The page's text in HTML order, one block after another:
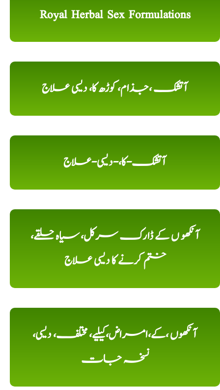
Royal Herbal Sex Formulations
آتشک ،جذام، کوڑھ کا، دیسی علاج
آتشک-کا،-دیسی-علاج
آنکھو ں کے ڈارک سرکل، سیاہ حلقے،
ختم کرنے کا دیسی علاج
آنکھوں ،کے،امراض،کیلیے، مختلف، دیسی،
نسخہ جات